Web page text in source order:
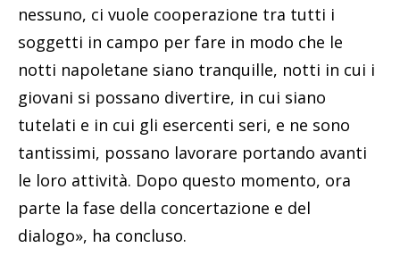
nessuno, ci vuole cooperazione tra tutti i
soggetti in campo per fare in modo che le
notti napoletane siano tranquille, notti in cui i
giovani si possano divertire, in cui siano
tutelati e in cui gli esercenti seri, e ne sono
tantissimi, possano lavorare portando avanti
le loro attività. Dopo questo momento, ora
parte la fase della concertazione e del
dialogo», ha concluso.